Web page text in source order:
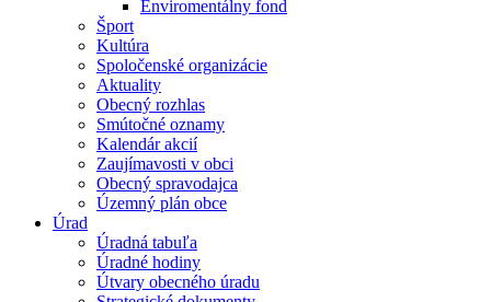
Enviromentálny fond
Šport
Kultúra
Spoločenské organizácie
Aktuality
Obecný rozhlas
Smútočné oznamy
Kalendár akcií
Zaujímavosti v obci
Obecný spravodajca
Územný plán obce
Úrad
Úradná tabuľa
Úradné hodiny
Útvary obecného úradu